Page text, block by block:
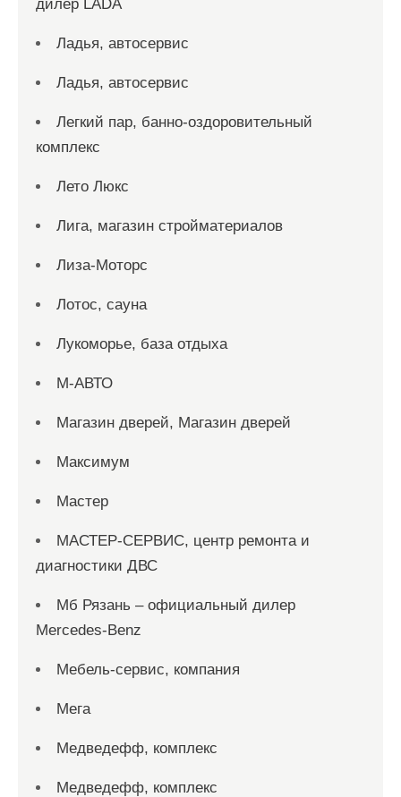
дилер LADA
Ладья, автосервис
Ладья, автосервис
Легкий пар, банно-оздоровительный
комплекс
Лето Люкс
Лига, магазин стройматериалов
Лиза-Моторс
Лотос, сауна
Лукоморье, база отдыха
М-АВТО
Магазин дверей, Магазин дверей
Максимум
Мастер
МАСТЕР-СЕРВИС, центр ремонта и
диагностики ДВС
Мб Рязань – официальный дилер
Mercedes-Benz
Мебель-сервис, компания
Мега
Медведефф, комплекс
Медведефф, комплекс